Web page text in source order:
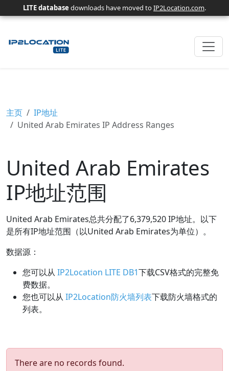
LITE database downloads have moved toIP2Location.com.
主页
IP地址
United Arab Emirates IP Address Ranges
United Arab Emirates
IP地址范围
United Arab Emirates总共分配了6,379,520 IP地址。以下
是所有IP地址范围（以United Arab Emirates为单位）。
数据源：
您可以从 IP2Location LITE DB1下载CSV格式的完整免
费数据。
您也可以从 IP2Location防火墙列表下载防火墙格式的
列表。
There are no records found.